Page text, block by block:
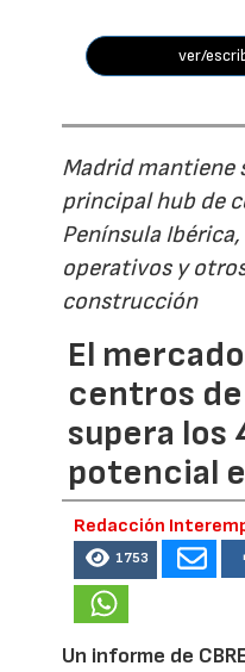
ver/
Madrid mantiene
principal hub de
Península
operativos y
construcción
El
centros
supera los
potencial
Redacción
1753
Un informe de